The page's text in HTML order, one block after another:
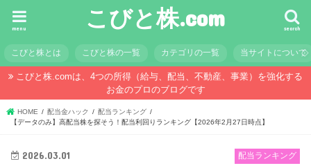
こびと株.com search
menu
こびと株とは こびと株の一覧 カテゴリの一覧 当サイトについて
こびと株.comは、4つの所得（給与、配当、不動産、事業）を強化する
お金のプロのブログです
HOME 配当金ハック
配当ランキング
【データのみ】高配当株を探そう！配当利回りランキング【2026年2月27日時点】
配当ランキング
2026.03.01